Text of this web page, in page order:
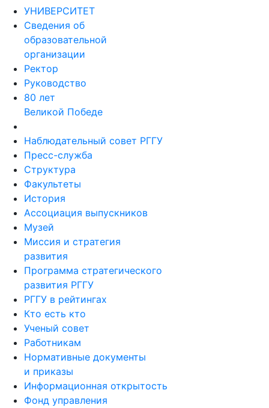
УНИВЕРСИТЕТ
Сведения об
образовательной
организации
Ректор
Руководство
80 лет
Великой Победе
Наблюдательный совет РГГУ
Пресс-служба
Структура
Факультеты
История
Ассоциация выпускников
Музей
Миссия и стратегия
развития
Программа стратегического
развития РГГУ
РГГУ в рейтингах
Кто есть кто
Ученый совет
Работникам
Нормативные документы
и приказы
Информационная открытость
Фонд управления